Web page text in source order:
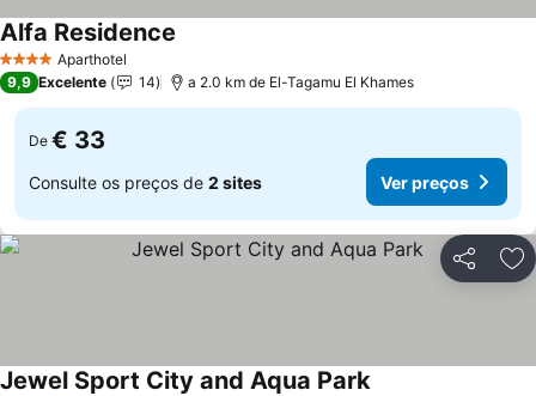
4 EstrelasAparthotel
Alfa Residence
9,9 Excelente 14 a 2.0 km de El-Tagamu El Khames
De € 33
Consulte os preços de 2 sites Ver preços
Partilhar
Jewel Sport City and Aqua Park